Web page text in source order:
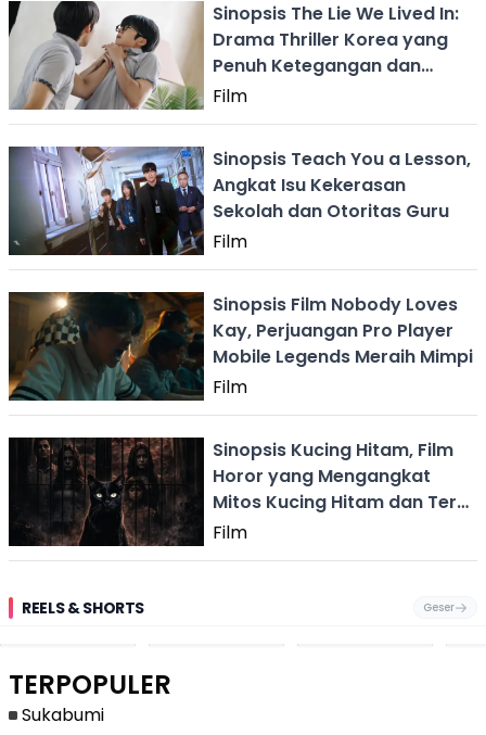
Sinopsis The Lie We Lived In:
Drama Thriller Korea yang
Penuh Ketegangan dan
Misteri
Film
Sinopsis Teach You a Lesson,
Angkat Isu Kekerasan
Sekolah dan Otoritas Guru
Film
Sinopsis Film Nobody Loves
Kay, Perjuangan Pro Player
Mobile Legends Meraih Mimpi
Film
Sinopsis Kucing Hitam, Film
Horor yang Mengangkat
Mitos Kucing Hitam dan Teror
Gaib
Film
REELS & SHORTS Geser
Pantai
Cikembang,
Dari
Palabuhanratu
TERPOPULER
Sukabumi